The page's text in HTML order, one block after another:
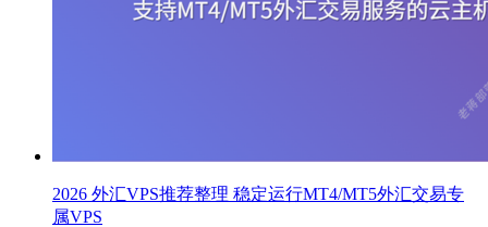
2026 外汇VPS推荐整理 稳定运行MT4/MT5外汇交易专
属VPS